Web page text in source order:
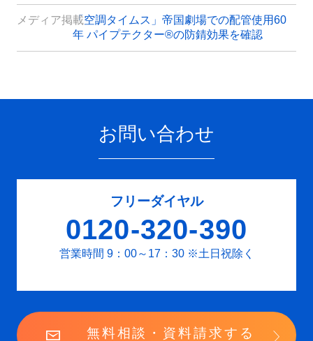
メディア掲載「空調タイムス」帝国劇場での配管使用60
年 パイプテクター®の防錆効果を確認
お問い合わせ
フリーダイヤル
0120-320-390
営業時間 9：00～17：30 ※土日祝除く
無料相談・資料請求する